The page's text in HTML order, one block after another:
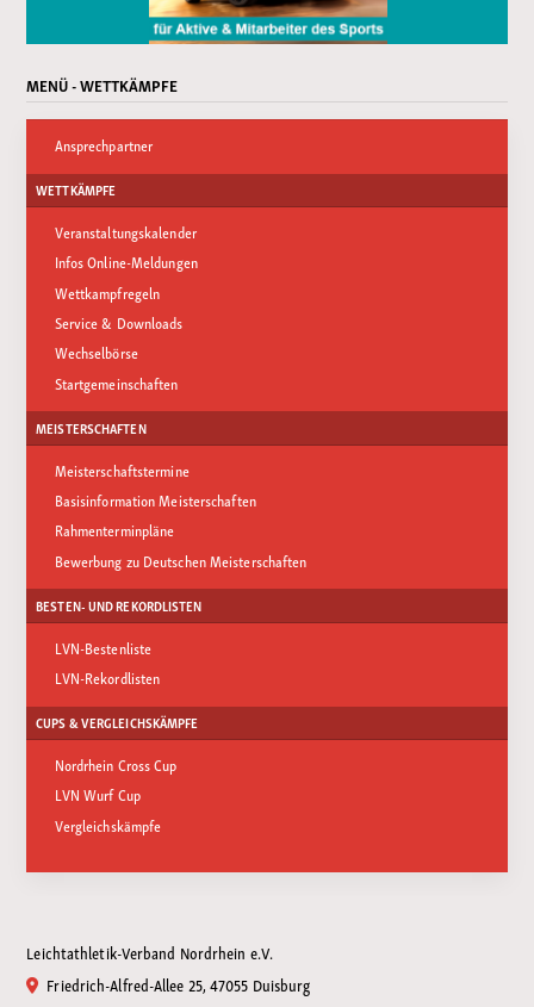
MENÜ - WETTKÄMPFE
Ansprechpartner
WETTKÄMPFE
Veranstaltungskalender
Infos Online-Meldungen
Wettkampfregeln
Service & Downloads
Wechselbörse
Startgemeinschaften
MEISTERSCHAFTEN
Meisterschaftstermine
Basisinformation Meisterschaften
Rahmenterminpläne
Bewerbung zu Deutschen Meisterschaften
BESTEN- UND REKORDLISTEN
LVN-Bestenliste
LVN-Rekordlisten
CUPS & VERGLEICHSKÄMPFE
Nordrhein Cross Cup
LVN Wurf Cup
Vergleichskämpfe
Leichtathletik-Verband Nordrhein e.V.
Friedrich-Alfred-Allee 25, 47055 Duisburg